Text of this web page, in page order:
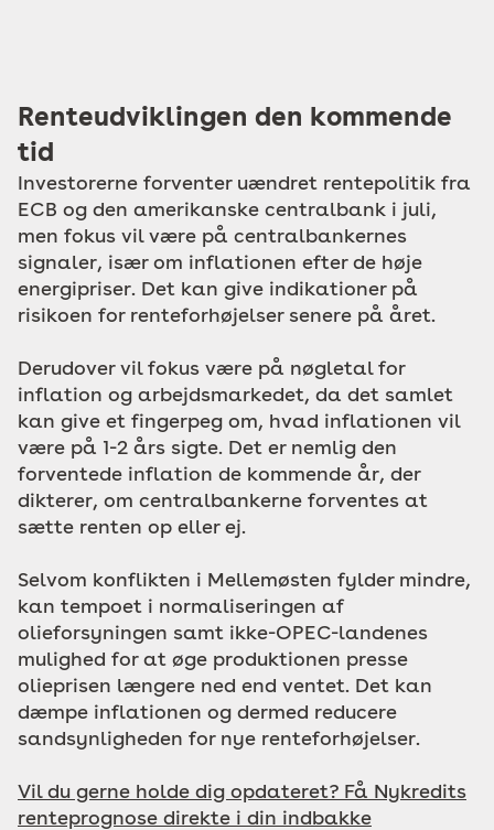
Renteudviklingen den kommende
tid
Investorerne forventer uændret rentepolitik fra
ECB og den amerikanske centralbank i juli,
men fokus vil være på centralbankernes
signaler, især om inflationen efter de høje
energipriser. Det kan give indikationer på
risikoen for renteforhøjelser senere på året.
Derudover vil fokus være på nøgletal for
inflation og arbejdsmarkedet, da det samlet
kan give et fingerpeg om, hvad inflationen vil
være på 1-2 års sigte. Det er nemlig den
forventede inflation de kommende år, der
dikterer, om centralbankerne forventes at
sætte renten op eller ej.
Selvom konflikten i Mellemøsten fylder mindre,
kan tempoet i normaliseringen af
olieforsyningen samt ikke-OPEC-landenes
mulighed for at øge produktionen presse
olieprisen længere ned end ventet. Det kan
dæmpe inflationen og dermed reducere
sandsynligheden for nye renteforhøjelser.
Vil du gerne holde dig opdateret? Få Nykredits
renteprognose direkte i din indbakke